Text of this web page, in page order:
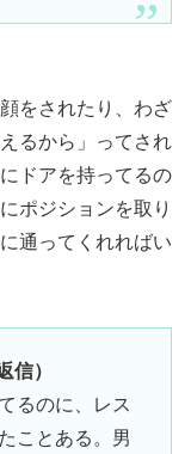
をされたり、わざ
るから」ってされ
ドアを持ってるの
ポジションを取り
通ってくれればい
信）
るのに、レス
ことある。男